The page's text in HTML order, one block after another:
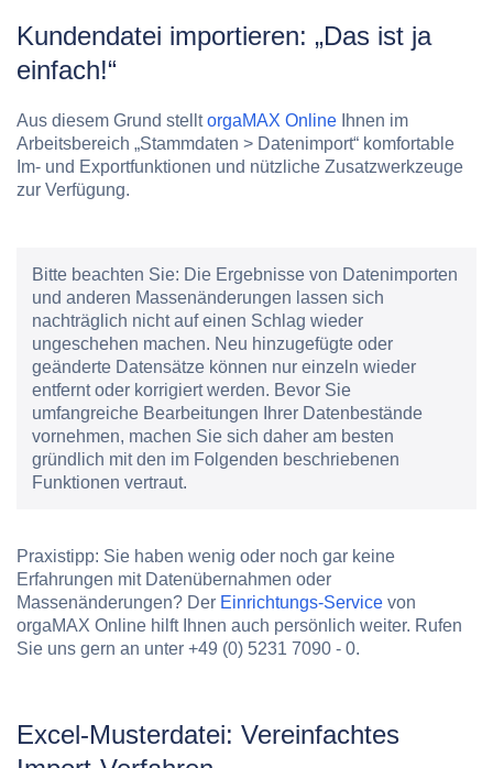
Kundendatei importieren: „Das ist ja
einfach!“
Aus diesem Grund stelltorgaMAX Online Ihnen im
Arbeitsbereich „Stammdaten > Datenimport“ komfortable
Im- und Exportfunktionen und nützliche Zusatzwerkzeuge
zur Verfügung.
Bitte beachten Sie: Die Ergebnisse von Datenimporten
und anderen Massenänderungen lassen sich
nachträglich nicht auf einen Schlag wieder
ungeschehen machen. Neu hinzugefügte oder
geänderte Datensätze können nur einzeln wieder
entfernt oder korrigiert werden. Bevor Sie
umfangreiche Bearbeitungen Ihrer Datenbestände
vornehmen, machen Sie sich daher am besten
gründlich mit den im Folgenden beschriebenen
Funktionen vertraut.
Praxistipp: Sie haben wenig oder noch gar keine
Erfahrungen mit Datenübernahmen oder
Massenänderungen? Der Einrichtungs-Service von
orgaMAX Online hilft Ihnen auch persönlich weiter. Rufen
Sie uns gern an unter +49 (0) 5231 7090 - 0.
Excel-Musterdatei: Vereinfachtes